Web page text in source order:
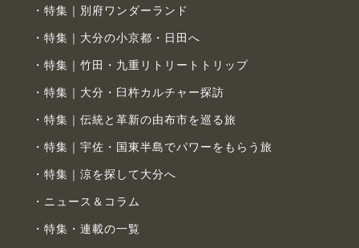
特集｜別府ワンダーランド
特集｜大分の小京都・日田へ
特集｜竹田・九重リトリートトリップ
特集｜大分・臼杵カルチャー探訪
特集｜伝統と革新の由布市を巡る旅
特集｜宇佐・国東半島でパワーをもらう旅
特集｜涼を探して大分へ
ニュース＆コラム
特集・連載の一覧